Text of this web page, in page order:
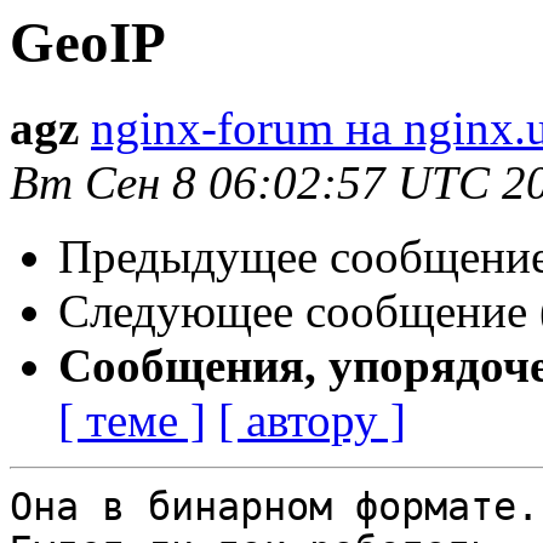
GeoIP
agz nginx-forum на
Вт Сен 8 06:02:57 UTC
Предыдущее
Следующее сообщение
Сообщения,
[ теме ] [ автору ]
Она в бинарном